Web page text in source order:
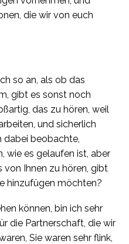
die wir von euch
so an, als ob das
gibt es sonst noch
das zu hören, weil
und sicherlich
dabei beobachte,
wie es gelaufen ist, aber
von Ihnen zu hören, gibt
hinzufügen möchten?
können, bin ich sehr
die Partnerschaft, die wir
Sie waren sehr flink,